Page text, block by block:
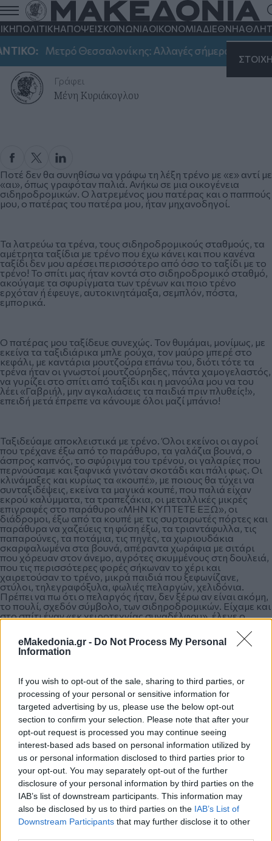
eMakedonia.gr - Do Not Process My Personal
Information
If you wish to opt-out of the sale, sharing to third parties, or
processing of your personal or sensitive information for
targeted advertising by us, please use the below opt-out
section to confirm your selection. Please note that after your
opt-out request is processed you may continue seeing
interest-based ads based on personal information utilized by
us or personal information disclosed to third parties prior to
your opt-out. You may separately opt-out of the further
disclosure of your personal information by third parties on the
IAB’s list of downstream participants. This information may
also be disclosed by us to third parties on the IAB’s List of
Downstream Participants that may further disclose it to other
ΠΟΛΙΤΙΚΗΑΠΟΨΕΙΣΚΟΙΝΩΝΙΑΟΙΚΟΝΟΜΙΑΔΙΕΘΝΗ
Μετρό Θεσσαλονίκης: Αλλαγές σήμερα στο
Το τρένο
Τρίτη 12 Μαρτίου 2019, 12:58
Γράφει
Μένη Κυριάκογλου
Ποτέ δεν θα συνηθίσω να γράφω τη λέξη τρένο με «ε» αντί με
«αι», όπως γραφόταν παλιά. Ανήκω σε μια οικογένεια
σιδηροδρομικών. Ο λατρεμένος μου πατέρας και ο παππούς
μου, ο πατέρας του πατέρα μου, ήταν μηχανοδηγοί.
Τα λατρεύω τα τρένα, τους σιδηροδρομικούς σταθμούς, τα
αμέτρητα ταξίδια με τρένο που έχω κάνει και που κανένα
ταξίδι δεν μου αρέσει περισσότερο από όσο το ταξίδι με το
τρένο! Το σπίτι μας ήταν κοντά στο σιδηροδρομικό σταθμό,
ακούγαμε τα σφυρίγματα των τρένων και ποιο τρένο
ερχόταν ή έφευγε, αυτοκινητάμαξα, σεμπλόν, πόστα,
εμπορικά.
Ο πατέρας μου ταξίδευε συνεχώς. Τον θυμάμαι, μονίμως, με
εκείνα τα ταξιδιάρικα μπλε ρούχα, τον μαύρο μπερέ στο
κεφάλι, με καντάρια μουτζούρα επάνω του, διότι τότε τα
τρένα ήταν οι γνωστοί μουτζούρηδες, πάντα χαμογελαστός,
να γυρίζει στο σπίτι από ταξίδι και η μανούλα μου να του
λέει «Γαβριήλ, μην αγκαλιάσεις τα παιδιά πριν πλυθείς!»,
επειδή μετά έπρεπε να κάνουμε όλοι μαζί μπάνιο!
Ταξιδεύαμε αποκλειστικά με τρένο. Όλοι εκείνοι οι αγροί
που τρέχανε έξω από το παράθυρο, τα γαλάζια βουνά, ο
άσπρος καπνός, το σφύριγμα του τρένου, οι γαλαρίες που
περνούσαμε και ξαφνικά γινόταν σκοτάδι και πάλι φως. Οι
κλινάμαξες και κυρίως τα «κουπέ», με ποιους θα τύχει να
συνταξιδέψεις, εκείνα τα μαγικά κουπέ, που παλιά είχαν
εκρού καλύμματα, τα τραπεζάκια, οι μεταλλικές μικρές
επιγραφές στο παράθυρο «ΜΗΝ ΚΥΠΤΕΤΕ ΕΞΩ», οι
διάδρομοι, έξω από τα κουπέ με τις συρταρωτές πόρτες και
παράθυρα να χαζεύεις τη φύση έξω, τα τριαντάφυλλα, τις
παπαρούνες, τα ποτάμια, τις πηγές, τα χωριουδάκια
σκαρφαλωμένα στα βουνά, απέραντα χωράφια με σιτάρι
που χόρευαν στον άνεμο, αγρότες σκυμμένους στη δουλειά,
που τις περισσότερες φορές σήκωναν το χέρι και
χαιρετούσαν το τρένο, μικρά παιδιά που ξεφωνίζανε,
στύλοι, τηλεγραφόξυλα, φωλιές πελαργών, χελιδόνια.
Πρέπει να πω ότι ο πελαργός ήταν, δεν ξέρω αν είναι ακόμη,
το πουλί, σχεδόν σύμβολο, των σιδηροδρομικών. Είχαμε και
στο σπίτι έναν «εκ χειροτεχνίας συναδέλφου», έλεγε ο
«Τα τρένα που φύγαν»! Το τραγουδούσε η μαμά μου, που
είχε ωραία φωνή. Φυσικά και οι ταινίες με τρένα στην
τηλεόραση ήταν ο,τι καλύτερο για τον πατέρα, τον
πολυαγαπημένο μου, και η μαμά να λέει «δεν τα χόρτασες τα
τρένα, Γαβριήλ;»!
Εδώ θα σας πω ότι μια φορά, όταν ήμουν πολύ μικρή και ο
πατέρας μου οδηγούσε το τρένο με το οποίο ταξιδεύαμε, με
πήρε για λίγο στη μηχανή μαζί του, παρόλο που
απαγορευόταν, και μαγεύτηκα από τις ράγες και τα τρένα
και αιχμαλωτίστηκα μια για πάντα!